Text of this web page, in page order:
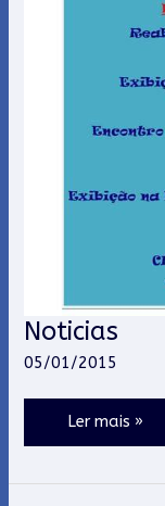
Noticias
05/01/2015
Noticias
Ler mais »